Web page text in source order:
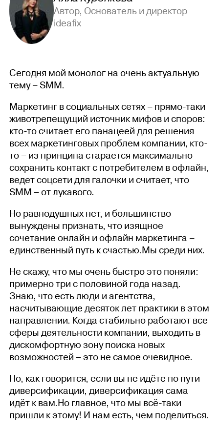
Автор, Основатель и директор
ideafix
Сегодня мой монолог на очень актуальную
тему – SMM.
Маркетинг в социальных сетях – прямо-таки
животрепещущий источник мифов и споров:
кто-то считает его панацеей для решения
всех маркетинговых проблем компании, кто-
то – из принципа старается максимально
сохранить контакт с потребителем в офлайн,
ведет соцсети для галочки и считает, что
SММ – от лукавого.
Но равнодушных нет, и большинство
вынуждены признать, что изящное
сочетание онлайн и офлайн маркетинга –
единственный путь к счастью.Мы среди них.
Не скажу, что мы очень быстро это поняли:
примерно три с половиной года назад.
Знаю, что есть люди и агентства,
насчитывающие десяток лет практики в этом
направлении. Когда стабильно работают все
сферы деятельности компании, выходить в
дискомфортную зону поиска новых
возможностей – это не самое очевидное.
Но, как говорится, если вы не идёте по пути
диверсификации, диверсификация сама
идёт к вам.Но главное, что мы всё-таки
пришли к этому! И нам есть, чем поделиться.